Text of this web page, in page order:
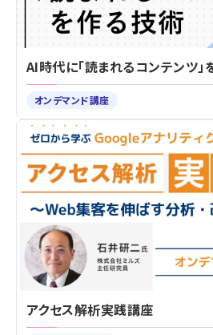
AI時代に「読まれるコンテンツ」
オンデマンド講座
アクセス解析実践講座